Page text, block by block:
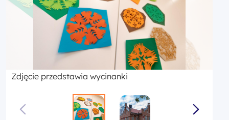
Zdjęcie przedstawia wycinanki